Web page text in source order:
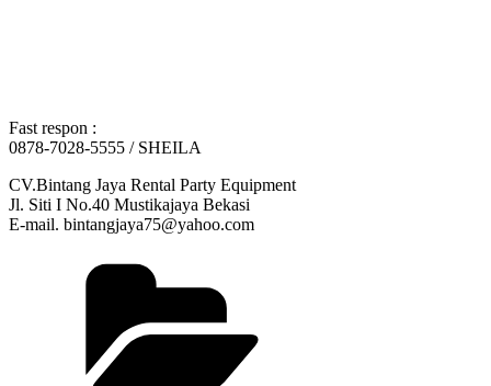
Fast respon :
0878-7028-5555 / SHEILA
CV.Bintang Jaya Rental Party Equipment
Jl. Siti I No.40 Mustikajaya Bekasi
E-mail. bintangjaya75@yahoo.com